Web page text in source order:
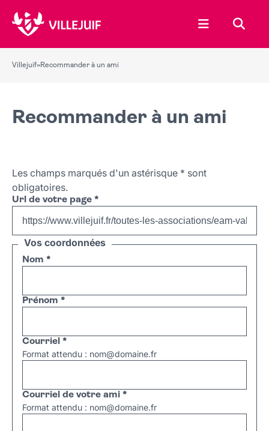
Ouvrir le
Villejuif»Recommander à un ami
Recommander à un ami
Les champs marqués d'un astérisque * sont
obligatoires.
Url de votre page *
Vos coordonnées
Nom *
Prénom *
Courriel *
Format attendu : nom@domaine.fr
Courriel de votre ami *
Format attendu : nom@domaine.fr